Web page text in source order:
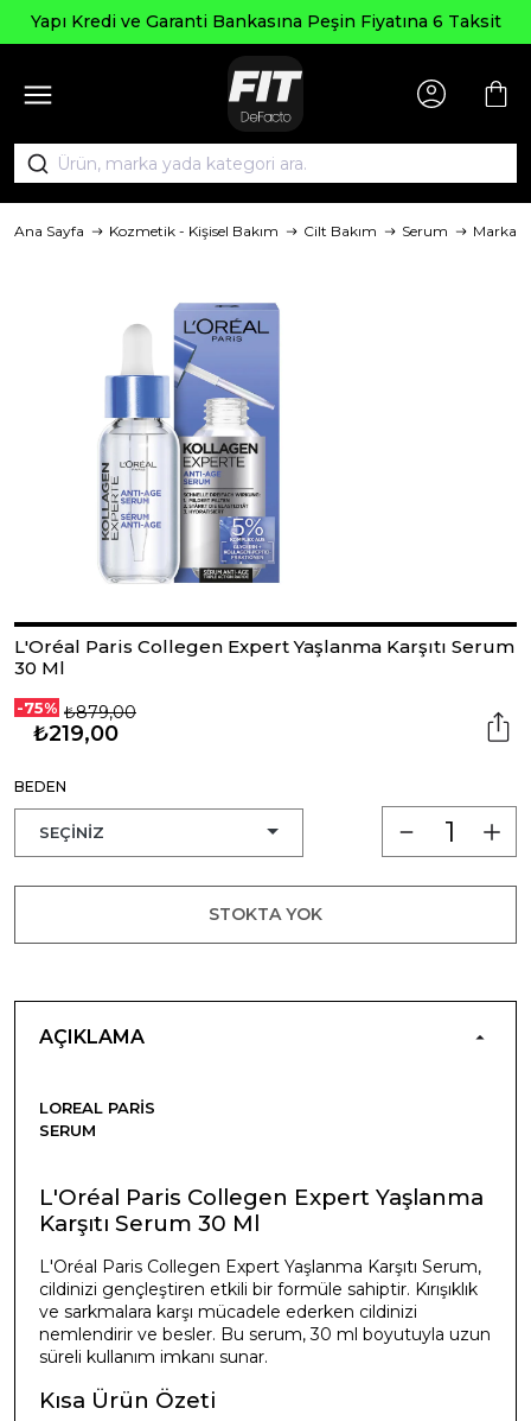
Yapı Kredi ve Garanti Bankasına Peşin Fiyatına 6 Taksit
Ana Sayfa Kozmetik - Kişisel Bakım Cilt Bakım Serum Marka
L'Oréal Paris Collegen Expert Yaşlanma Karşıtı Serum
30 Ml
-75% ₺879,00
₺219,00
BEDEN
STOKTA YOK
AÇIKLAMA
LOREAL PARIS
SERUM
L'Oréal Paris Collegen Expert Yaşlanma
Karşıtı Serum 30 Ml
L'Oréal Paris Collegen Expert Yaşlanma Karşıtı Serum,
cildinizi gençleştiren etkili bir formüle sahiptir. Kırışıklık
ve sarkmalara karşı mücadele ederken cildinizi
nemlendirir ve besler. Bu serum, 30 ml boyutuyla uzun
süreli kullanım imkanı sunar.
Kısa Ürün Özeti